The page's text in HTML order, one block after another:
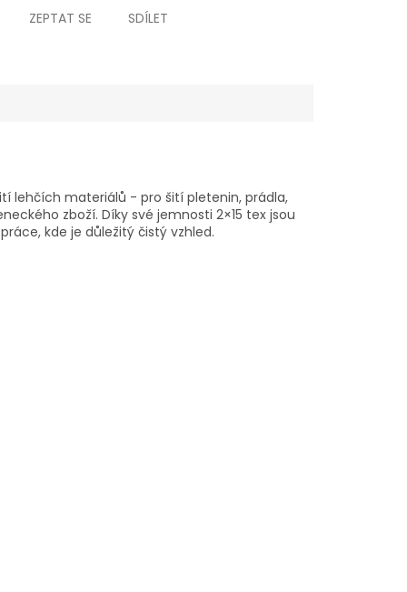
ZEPTAT SE SDÍLET
lehčích materiálů - pro šití pletenin, prádla,
zboží. Díky své jemnosti 2×15 tex jsou
kde je důležitý čistý vzhled.